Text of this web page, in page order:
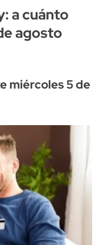
a cuánto
agosto
miércoles 5 de